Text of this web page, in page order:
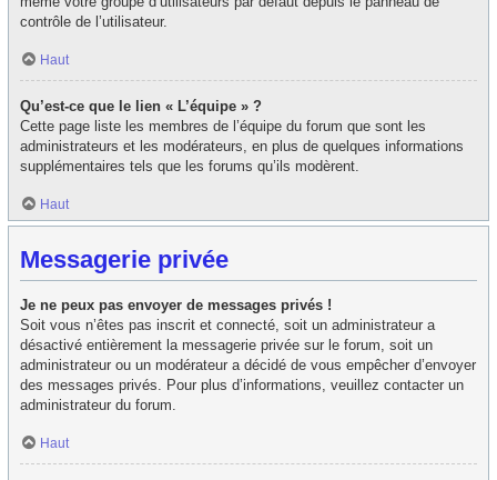
contrôle de l’utilisateur.
Haut
Qu’est-ce que le lien « L’équipe » ?
Cette page liste les membres de l’équipe du forum que sont les
administrateurs et les modérateurs, en plus de quelques informations
supplémentaires tels que les forums qu’ils modèrent.
Haut
Messagerie privée
Je ne peux pas envoyer de messages privés !
Soit vous n’êtes pas inscrit et connecté, soit un administrateur a
désactivé entièrement la messagerie privée sur le forum, soit un
administrateur ou un modérateur a décidé de vous empêcher d’envoyer
des messages privés. Pour plus d’informations, veuillez contacter un
administrateur du forum.
Haut